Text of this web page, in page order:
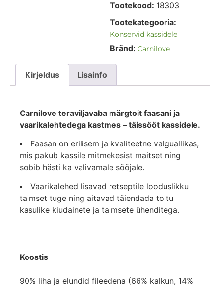
Tootekood: 18303
Tootekategooria:
Konservid kassidele
Bränd: Carnilove
Kirjeldus Lisainfo
Carnilove teraviljavaba märgtoit faasani ja
vaarikalehtedega kastmes – täissööt kassidele.
Faasan on erilisem ja kvaliteetne valguallikas,
mis pakub kassile mitmekesist maitset ning
sobib hästi ka valivamale sööjale.
Vaarikalehed lisavad retseptile looduslikku
taimset tuge ning aitavad täiendada toitu
kasulike kiudainete ja taimsete ühenditega.
Koostis
90% liha ja elundid fileedena (66% kalkun, 14%